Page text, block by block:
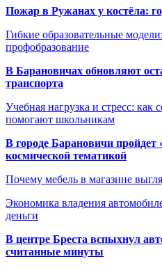
Пожар в Ружанах у костёла:
Гибкие образовательные
профобразование
В Барановичах обновляют
транспорта
Учебная нагрузка и стресс: как
помогают школьникам
В городе Барановичи пройдет
космической тематикой
Почему мебель в магазине
Экономика владения
деньги
В центре Бреста вспыхнул
считанные минуты